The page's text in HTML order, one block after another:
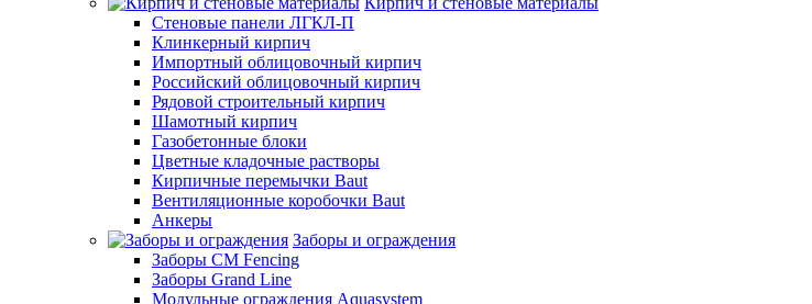
Стеновые панели ЛГКЛ-П
Клинкерный кирпич
Импортный облицовочный кирпич
Российский облицовочный кирпич
Рядовой строительный кирпич
Шамотный кирпич
Газобетонные блоки
Цветные кладочные растворы
Кирпичные перемычки Baut
Вентиляционные коробочки Baut
Анкеры
Заборы и ограждения
Заборы CM Fencing
Заборы Grand Line
Модульные ограждения Aquasystem